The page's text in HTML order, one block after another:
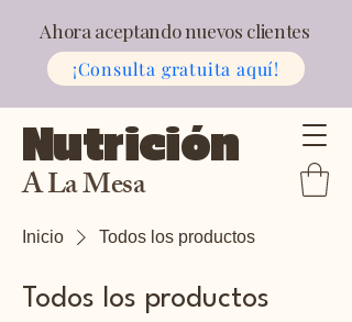
A La Mesa
Nutrición
Ahora aceptando nuevos clientes
¡Consulta gratuita aquí!
Inicio Todos los productos
Todos los productos